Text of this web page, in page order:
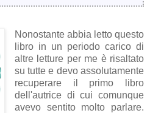
Nonostante abbia letto questo
libro in un periodo carico di
altre letture per me è risaltato
su tutte e devo assolutamente
recuperare il primo libro
dell'autrice di cui comunque
avevo sentito molto parlare.